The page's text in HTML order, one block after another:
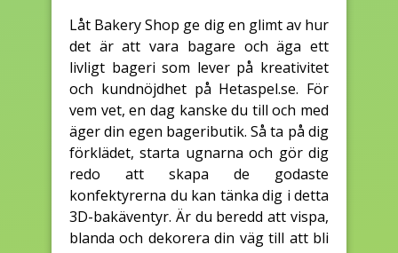
Låt Bakery Shop ge dig en glimt av hur
det är att vara bagare och äga ett
livligt bageri som lever på kreativitet
och kundnöjdhet på Hetaspel.se. För
vem vet, en dag kanske du till och med
äger din egen bageributik. Så ta på dig
förklädet, starta ugnarna och gör dig
redo att skapa de godaste
konfektyrerna du kan tänka dig i detta
3D-bakäventyr. Är du beredd att vispa,
blanda och dekorera din väg till att bli